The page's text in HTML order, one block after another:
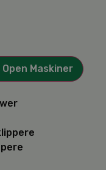
Open Maskiner